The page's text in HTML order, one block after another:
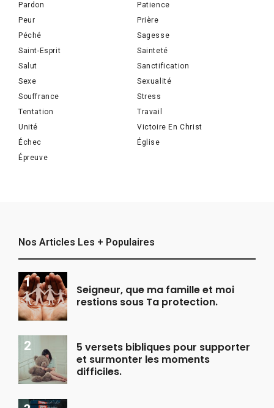
Pardon
Patience
Peur
Prière
Péché
Sagesse
Saint-Esprit
Sainteté
Salut
Sanctification
Sexe
Sexualité
Souffrance
Stress
Tentation
Travail
Unité
Victoire En Christ
Échec
Église
Épreuve
Nos Articles Les + Populaires
Seigneur, que ma famille et moi
restions sous Ta protection.
5 versets bibliques pour supporter
et surmonter les moments
difficiles.